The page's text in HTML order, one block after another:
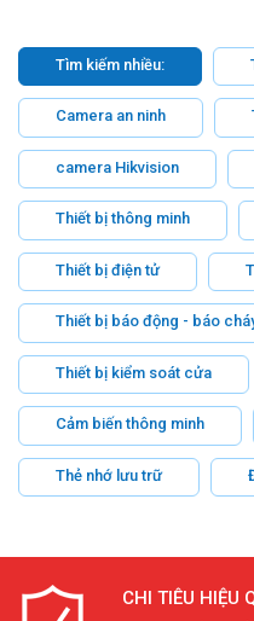
Tìm kiếm nhiều:
Camera an ninh
camera Hikvision
Thiết bị thông minh
Thiết bị điện tử
Thiết bị báo động - báo
Thiết bị kiểm soát cửa
Cảm biến thông minh
Thẻ nhớ lưu trữ
CHI TIÊU HIỆU